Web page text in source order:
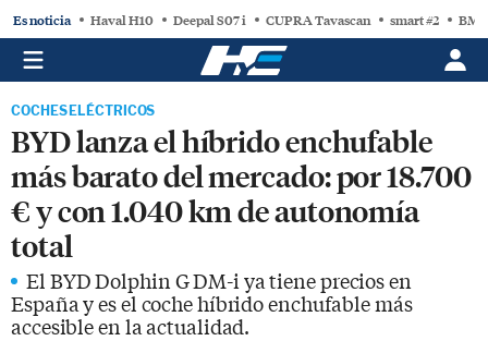
Es noticia Haval H10 Deepal S07 i CUPRA Tavascan smart #2
COCHES ELÉCTRICOS
BYD lanza el híbrido enchufable
más barato del mercado: por 18.700
€ y con 1.040 km de autonomía
total
El BYD Dolphin G DM-i ya tiene precios en
España y es el coche híbrido enchufable más
accesible en la actualidad.